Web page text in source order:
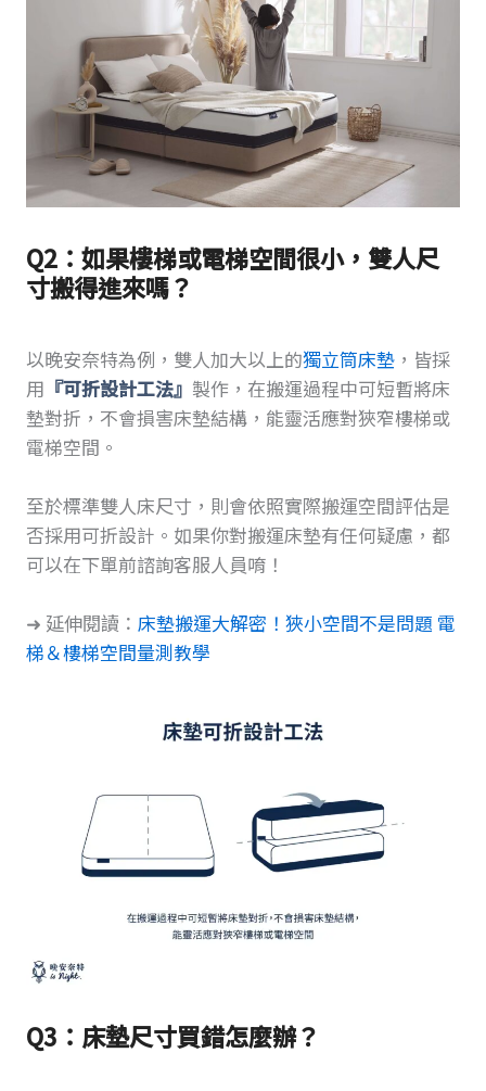
Q2：如果樓梯或電梯空間很小，雙人尺
寸搬得進來嗎？
以晚安奈特為例，雙人加大以上的獨立筒床墊，皆採
用 『可折設計工法』 製作，在搬運過程中可短暫將床
墊對折，不會損害床墊結構，能靈活應對狹窄樓梯或
電梯空間。
至於標準雙人床尺寸，則會依照實際搬運空間評估是
否採用可折設計。如果你對搬運床墊有任何疑慮，都
可以在下單前諮詢客服人員唷！
➜ 延伸閱讀： 床墊搬運大解密！狹小空間不是問題 電
梯＆樓梯空間量測教學
Q3：床墊尺寸買錯怎麼辦？